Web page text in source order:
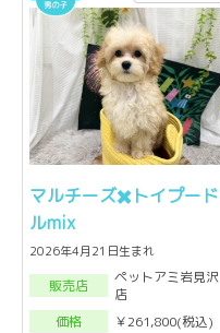
マルチーズ✖️トイプード
ルmix
2026年4月21日生まれ
販売店
ペットアミ岩見沢
店
価格
￥261,800(税込)